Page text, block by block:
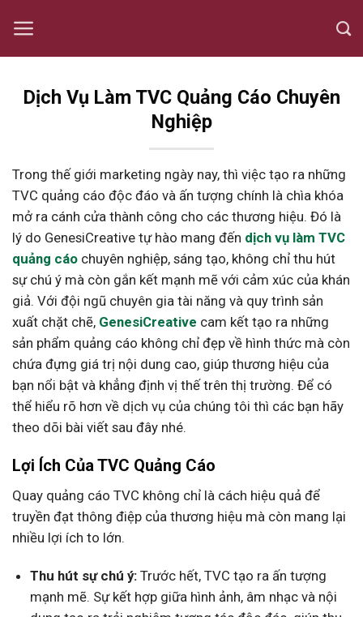
Dịch Vụ Làm TVC Quảng Cáo Chuyên
Nghiệp
Trong thế giới marketing ngày nay, thì việc tạo ra những
TVC quảng cáo độc đáo và ấn tượng chính là chìa khóa
mở ra cánh cửa thành công cho các thương hiệu. Đó là
lý do GenesiCreative tự hào mang đến dịch vụ làm TVC
quảng cáo chuyên nghiệp, sáng tạo, không chỉ thu hút
sự chú ý mà còn gắn kết mạnh mẽ với cảm xúc của khán
giả. Với đội ngũ chuyên gia tài năng và quy trình sản
xuất chặt chẽ, GenesiCreative cam kết tạo ra những
sản phẩm quảng cáo không chỉ đẹp về hình thức mà còn
chứa đựng giá trị nội dung cao, giúp thương hiệu của
bạn nổi bật và khẳng định vị thế trên thị trường. Để có
thể hiểu rõ hơn về dịch vụ của chúng tôi thì các bạn hãy
theo dõi bài viết sau đây nhé.
Lợi Ích Của TVC Quảng Cáo
Quay quảng cáo TVC không chỉ là cách hiệu quả để
truyền đạt thông điệp của thương hiệu mà còn mang lại
nhiều lợi ích to lớn.
Thu hút sự chú ý:Trước hết, TVC tạo ra ấn tượng
mạnh mẽ. Sự kết hợp giữa hình ảnh, âm nhạc và nội